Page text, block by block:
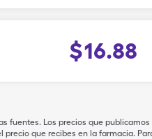
$16.88
fuentes. Los precios que
que recibes en la farmacia.